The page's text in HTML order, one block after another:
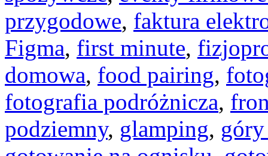
przygodowe, faktura
Figma, first minute,
domowa, food pairing,
fotografia podróżnicza,
podziemny, glamping,